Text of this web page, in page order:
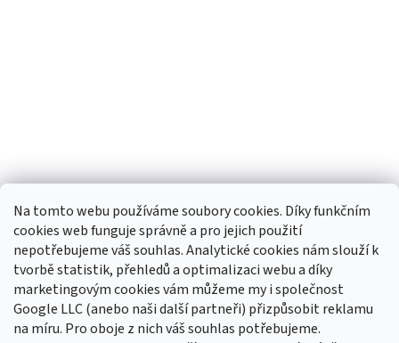
Na tomto webu používáme soubory cookies. Díky funkčním
cookies web funguje správně a pro jejich použití
nepotřebujeme váš souhlas. Analytické cookies nám slouží k
tvorbě statistik, přehledů a optimalizaci webu a díky
marketingovým cookies vám můžeme my i společnost
Google LLC (anebo naši další partneři) přizpůsobit reklamu
na míru. Pro oboje z nich váš souhlas potřebujeme.
Sledovat na Instagramu
Odebírat newsletter